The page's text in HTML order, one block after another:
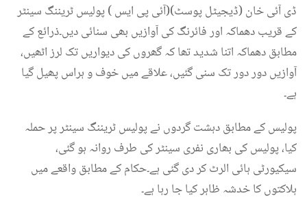
ڈی آئی خان (ڈیجیٹل پوسٹ)(آئی پی ایس ) پولیس ٹریننگ سینٹر
کے قریب دھماکہ اور فائرنگ کی آوازیں بھی سنائی دیں۔ذرائع کے
مطابق دھماکہ اتنا شدید تھا کہ گھروں کی دیواریں تک لرز اٹھیں،
آوازیں دور دور تک سنی گئیں، علاقے میں خوف و ہراس پھیل گیا
ہے۔
پولیس کے مطابق دہشت گردوں نے پولیس ٹریننگ سینٹر پر حملہ
کیا، پولیس کی بھاری نفری سینٹر کی طرف روانہ ہو گئی،
سیکیورٹی ہائی الرٹ کر دی گئی ہے۔حکام کے مطابق واقعے میں
ہلاکتوں کا خدشہ ظاہر کیا جا رہا ہے۔